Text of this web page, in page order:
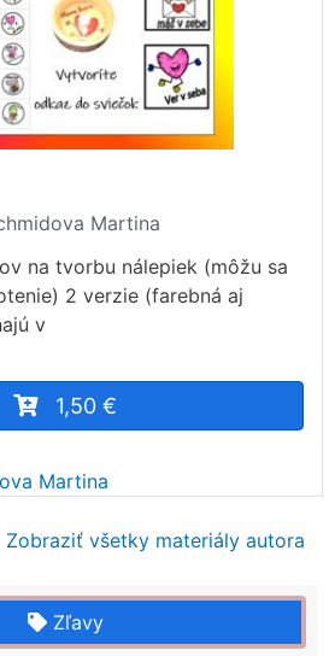
Martina
na tvorbu nálepiek (môžu sa
2 verzie (farebná aj
v
1,50 €
Martina
Zobraziť všetky materiály autora
Zľavy